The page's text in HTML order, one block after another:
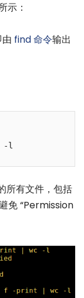
示：
find 命令输出
所有文件，包括
免 “Permission